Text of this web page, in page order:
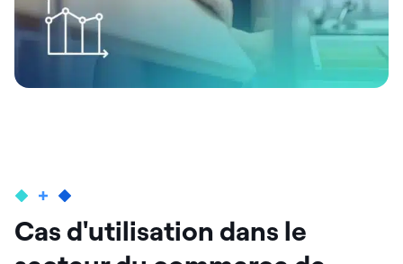
Cas d'utilisation dans le